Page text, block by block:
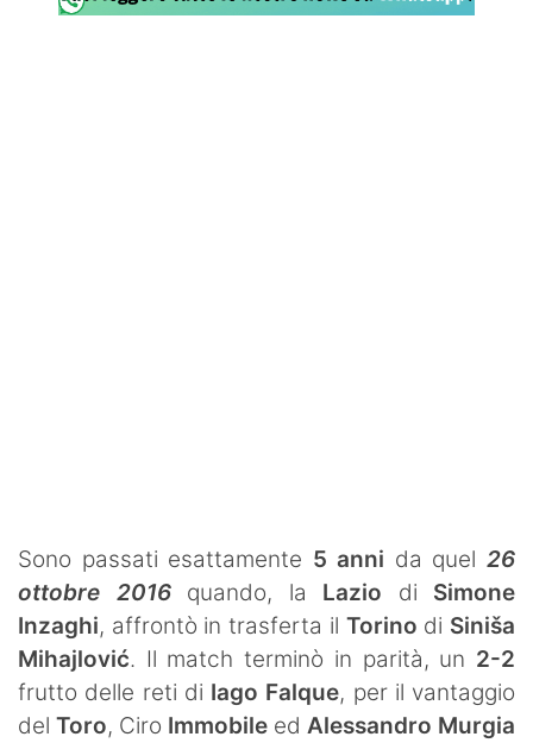
Social
Sono passati esattamente 5 anni da quel26
ottobre 2016quando, la Lazio di Simone
Inzaghi, affrontò in trasferta il Torino di Siniša
Mihajlović. Il match terminò in parità, un 2-2
frutto delle reti di Iago Falque, per il vantaggio
del Toro, Ciro Immobile ed Alessandro Murgia